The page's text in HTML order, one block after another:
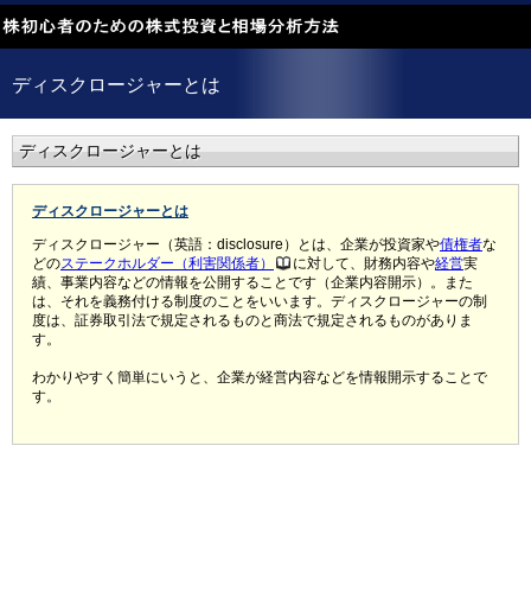
ディスクロージャーとは
ディスクロージャーとは
ディスクロージャーとは
ディスクロージャー（英語：disclosure）とは、企業が投資家や債権者な
どのステークホルダー（利害関係者） に対して、財務内容や経営実
績、事業内容などの情報を公開することです（企業内容開示）。また
は、それを義務付ける制度のことをいいます。ディスクロージャーの制
度は、証券取引法で規定されるものと商法で規定されるものがありま
す。
わかりやすく簡単にいうと、企業が経営内容などを情報開示することで
す。